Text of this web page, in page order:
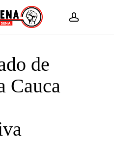
account
de
Cauca